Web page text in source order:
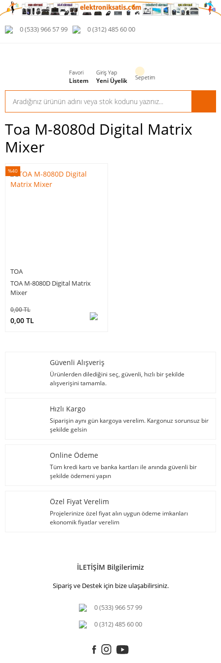
0 (533) 966 57 99 0 (312) 485 60 00
Favori
Listem
Giriş Yap
Yeni Üyelik Sepetim
Toa M-8080d Digital Matrix
Mixer
TOA
TOA M-8080D Digital Matrix
Mixer
%40
0,00 TL
0,00 TL
Güvenli Alışveriş
Ürünlerden dilediğini seç, güvenli, hızlı bir şekilde
alışverişini tamamla.
Hızlı Kargo
Siparişin aynı gün kargoya verelim. Kargonuz sorunsuz bir
şekilde gelsin
Online Ödeme
Tüm kredi kartı ve banka kartları ile anında güvenli bir
şekilde ödemeni yapın
Özel Fiyat Verelim
Projelerinize özel fiyat alın uygun ödeme imkanları
ekonomik fiyatlar verelim
İLETİŞİM Bilgilerimiz
Sipariş ve Destek için bize ulaşabilirsiniz.
0 (533) 966 57 99
0 (312) 485 60 00